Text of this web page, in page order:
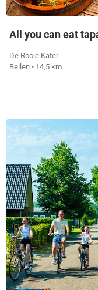
All you can eat
De Rooie Kater
Beilen • 14,5 km